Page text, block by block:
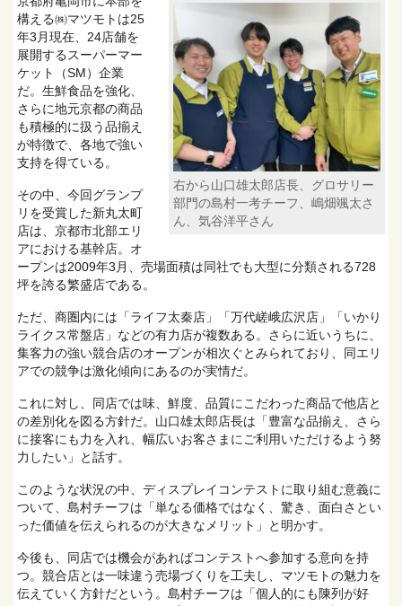
右から山口雄太郎店長、グロサリー
部門の島村一考チーフ、嶋畑颯太さ
ん、気谷洋平さん
構える㈱マツモトは25
年3月現在、24店舗を
展開するスーパーマー
ケット（SM）企業
だ。生鮮食品を強化、
さらに地元京都の商品
も積極的に扱う品揃え
が特徴で、各地で強い
支持を得ている。
その中、今回グランプ
リを受賞した新丸太町
店は、京都市北部エリ
アにおける基幹店。オ
ープンは2009年3月、売場面積は同社でも大型に分類される728
坪を誇る繁盛店である。
ただ、商圏内には「ライフ太秦店」「万代嵯峨広沢店」「いかり
ライクス常盤店」などの有力店が複数ある。さらに近いうちに、
集客力の強い競合店のオープンが相次ぐとみられており、同エリ
アでの競争は激化傾向にあるのが実情だ。
これに対し、同店では味、鮮度、品質にこだわった商品で他店と
の差別化を図る方針だ。山口雄太郎店長は「豊富な品揃え、さら
に接客にも力を入れ、幅広いお客さまにご利用いただけるよう努
力したい」と話す。
このような状況の中、ディスプレイコンテストに取り組む意義に
ついて、島村チーフは「単なる価格ではなく、驚き、面白さとい
った価値を伝えられるのが大きなメリット」と明かす。
今後も、同店では機会があればコンテストへ参加する意向を持
つ。競合店とは一味違う売場づくりを工夫し、マツモトの魅力を
伝えていく方針だという。島村チーフは「個人的にも陳列が好